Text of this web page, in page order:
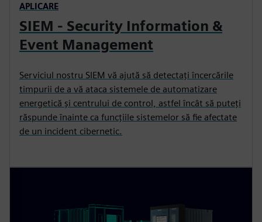
APLICARE
SIEM - Security Information &
Event Management
Serviciul nostru SIEM vă ajută să detectați încercările
timpurii de a vă ataca sistemele de automatizare
energetică și centrului de control, astfel încât să puteți
răspunde înainte ca funcțiile sistemelor să fie afectate
de un incident cibernetic.